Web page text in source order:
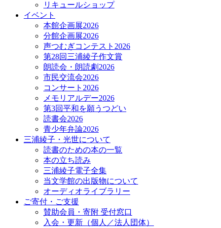
リキュールショップ
イベント
本館企画展2026
分館企画展2026
声つむぎコンテスト2026
第28回三浦綾子作文賞
朗読会・朗読劇2026
市民交流会2026
コンサート2026
メモリアルデー2026
第3回平和を願うつどい
読書会2026
青少年弁論2026
三浦綾子・光世について
読書のための本の一覧
本の立ち読み
三浦綾子電子全集
当文学館の出版物について
オーディオライブラリー
ご寄付・ご支援
賛助会員・寄附 受付窓口
入会・更新（個人／法人団体）